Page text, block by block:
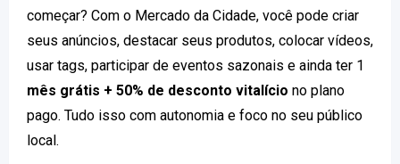
começar? Com o Mercado da Cidade, você pode criar
seus anúncios, destacar seus produtos, colocar vídeos,
usar tags, participar de eventos sazonais e ainda ter 1
mês grátis + 50% de desconto vitalício no plano
pago. Tudo isso com autonomia e foco no seu público
local.